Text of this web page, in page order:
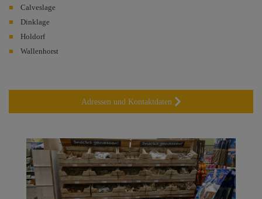
Calveslage
Dinklage
Holdorf
Wallenhorst
Adressen und Kontaktdaten